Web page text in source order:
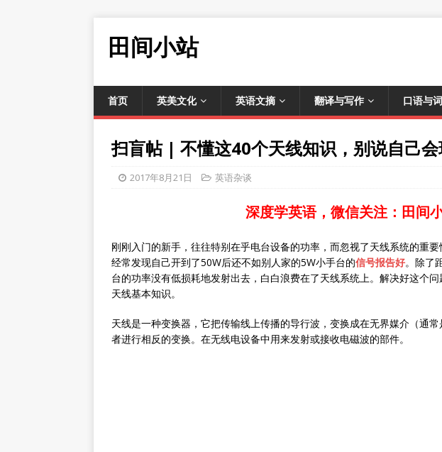
田间小站
首页 英美文化 英语文摘 翻译与写作 口语与
扫盲帖 | 不懂这40个天线知识，别说自己
2017年8月21日 英语杂谈
深度学英语，微信关注：田间
刚刚入门的新手，往往特别在乎电台设备的功率，而忽视了天线系统的重
经常发现自己开到了50W后还不如别人家的5W小手台的信号报告好。除了
台的功率没有低损耗地发射出去，白白浪费在了天线系统上。解决好这个
天线基本知识。
天线是一种变换器，它把传输线上传播的导行波，变换成在无界媒介（通
者进行相反的变换。在无线电设备中用来发射或接收电磁波的部件。